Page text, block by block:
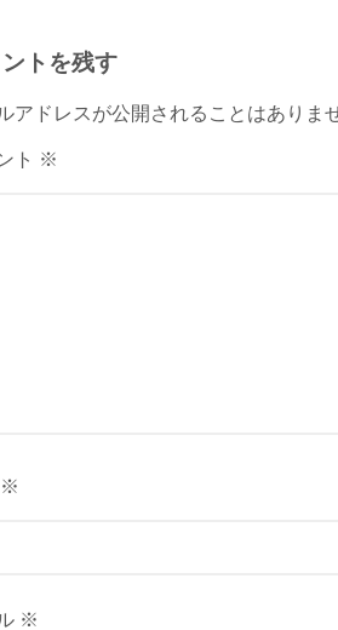
ントを残す
アドレスが公開されることはあり
ト ※
※
※